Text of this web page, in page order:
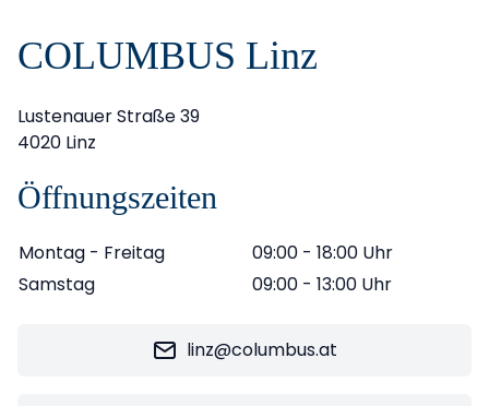
COLUMBUS Linz
Lustenauer Straße 39
4020 Linz
Öffnungszeiten
Montag - Freitag
09:00 - 18:00 Uhr
Samstag
09:00 - 13:00 Uhr
linz@columbus.at